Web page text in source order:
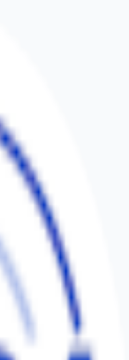
31-39, G/F,